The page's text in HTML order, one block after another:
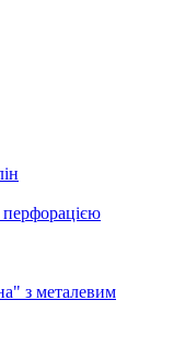
перфорацією
з металевим